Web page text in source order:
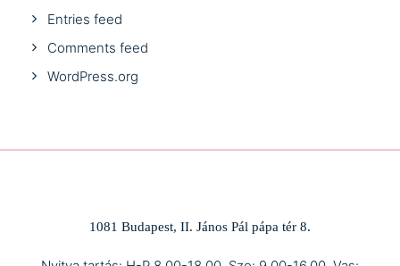
Entries feed
Comments feed
WordPress.org
1081 Budapest, II. János Pál pápa tér 8.